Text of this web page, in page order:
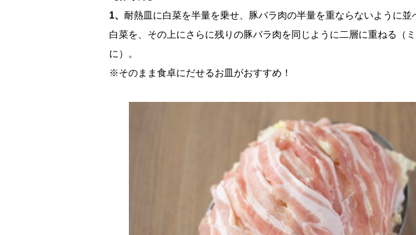
1、 耐熱皿に白菜を半量を乗せ、豚バラ肉の半量を重ならないように並
白菜を、その上にさらに残りの豚バラ肉を同じように二層に重ねる（
に）。
※そのまま食卓にだせるお皿がおすすめ！